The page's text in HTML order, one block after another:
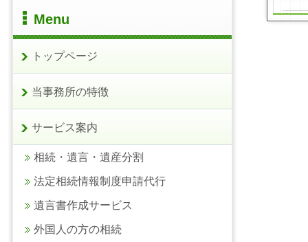
Menu
トップページ
当事務所の特徴
サービス案内
相続・遺言・遺産分割
法定相続情報制度申請代行
遺言書作成サービス
外国人の方の相続